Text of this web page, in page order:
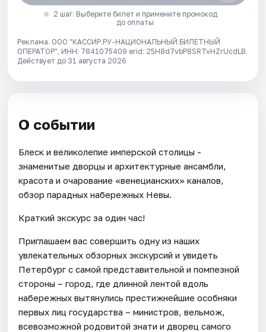
2 шаг. Выберите билет и примените промокод
до оплаты
Реклама. ООО "КАССИР.РУ-НАЦИОНАЛЬНЫЙ БИЛЕТНЫЙ
ОПЕРАТОР", ИНН: 7841075409 erid: 25H8d7vbP8SRTvHZrUcdLB.
Действует до 31 августа 2026
О событии
Блеск и великолепие имперской столицы -
знаменитые дворцы и архитектурные ансамбли,
красота и очарование «венецианских» каналов,
обзор парадных набережных Невы.
Краткий экскурс за один час!
Приглашаем вас совершить одну из наших
увлекательных обзорных экскурсий и увидеть
Петербург с самой представительной и помпезной
стороны – город, где длинной лентой вдоль
набережных вытянулись престижнейшие особняки
первых лиц государства – министров, вельмож,
всевозможной родовитой знати и дворец самого